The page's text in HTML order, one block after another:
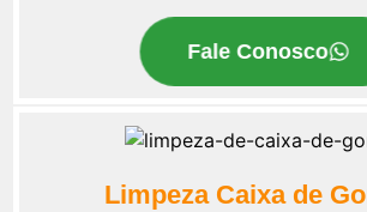
Fale Conosco
Limpeza Caixa de